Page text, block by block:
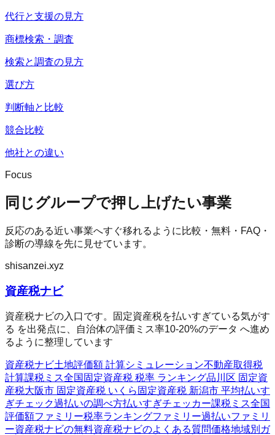
代行と支援の見方
商標検索・調査
検索と調査の見方
選び方
判断軸と比較
競合比較
他社との違い
Focus
同じグループで押し上げたい事業
反応のある近い事業へすぐ移れるように比較・無料・FAQ・
診断の導線を先に見せています。
shisanzei.xyz
資産税ナビ
資産税ナビの入口です。固定資産税を払いすぎている気がす
る を出発点に、自治体の評価ミス率10-20%のデータ へ進め
るように整理しています
資産税ナビ土地評価額 計算シミュレーション不動産取得税
計算課税ミス全国 固定資産税 税率 ランキング品川区 固定資
産税大阪市 固定資産税 いくら 固定資産税 新潟市 平均払いす
ぎチェック過払いの調べ方払いすぎチェッカー課税ミス全国
評価額ファミリー税率ランキングファミリー過払いファミリ
ー資産税ナビの無料資産税ナビのよくある質問価格地域別ガ